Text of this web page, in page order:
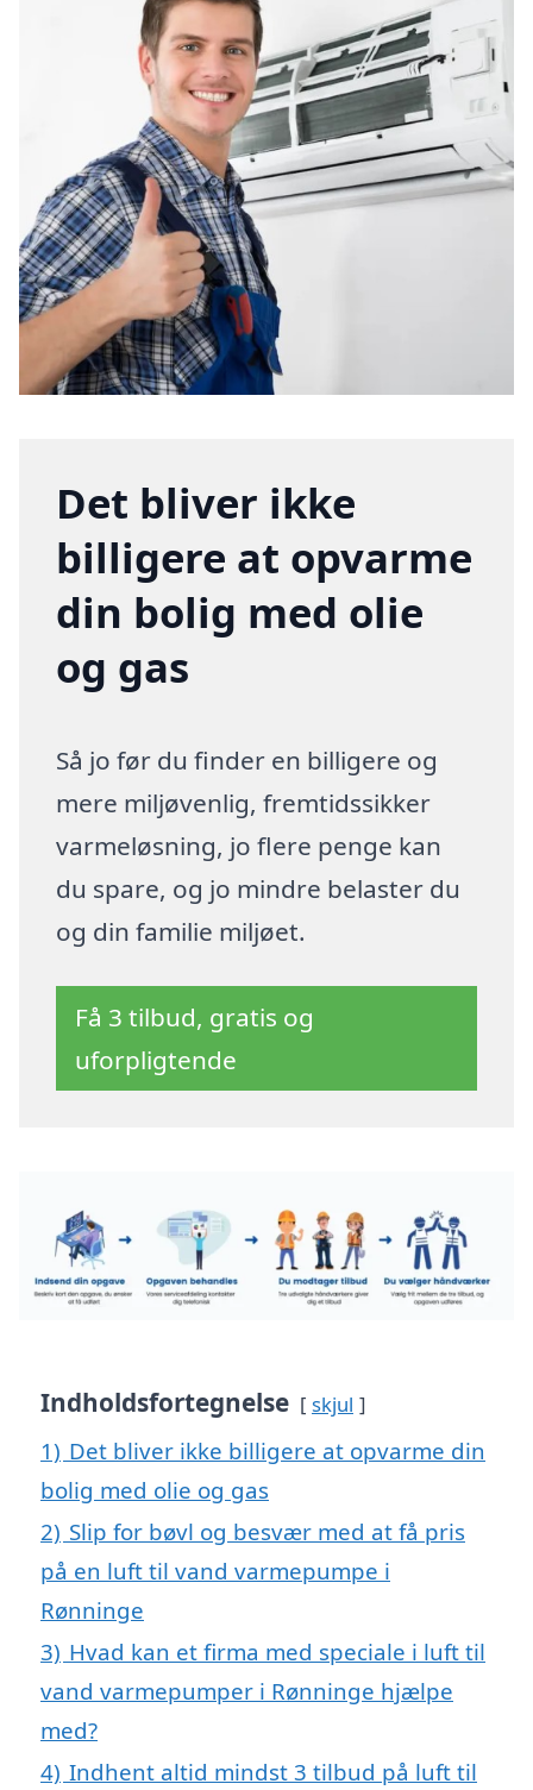
Det bliver ikke
billigere at opvarme
din bolig med olie
og gas
Så jo før du finder en billigere og
mere miljøvenlig, fremtidssikker
varmeløsning, jo flere penge kan
du spare, og jo mindre belaster du
og din familie miljøet.
Få 3 tilbud, gratis og
uforpligtende
Indholdsfortegnelse skjul
1) Det bliver ikke billigere at opvarme din
bolig med olie og gas
2) Slip for bøvl og besvær med at få pris
på en luft til vand varmepumpe i
Rønninge
3) Hvad kan et firma med speciale i luft til
vand varmepumper i Rønninge hjælpe
med?
4) Indhent altid mindst 3 tilbud på luft til